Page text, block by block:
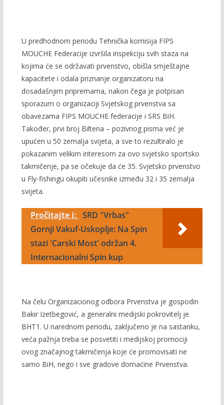
U predhodnom periodu Tehnička komisija FIPS
MOUCHE Federacije izvršila inspekciju svih staza na
kojima će se održavati prvenstvo, obišla smještajne
kapacitete i odala priznanje organizatoru na
dosadašnjim pripremama, nakon čega je potpisan
sporazum o organizaciji Svjetskog prvenstva sa
obavezama FIPS MOUCHE federacije i SRS BiH.
Također, prvi broj Biltena – pozivnog pisma već je
upućen u 50 zemalja svijeta, a sve to rezultiralo je
pokazanim velikim interesom za ovo svjetsko sportsko
takmičenje, pa se očekuje da će 35. Svjetsko prvenstvo
u Fly-fishingu okupiti učesnike između 32 i 35 zemalja
svijeta.
Pročitajte i: SRD "Vrbas"
Gornji Vakuf-Uskoplje: Na Spin
stazi 'Carski Most' održan 4.
Internacionalni Spin kup
Na čelu Organizacionog odbora Prvenstva je gospodin
Bakir Izetbegović, a generalni medijski pokrovitelj je
BHT1. U narednom periodu, zaključeno je na sastanku,
veća pažnja treba se posvetiti i medijskoj promociji
ovog značajnog takmičenja koje će promovisati ne
samo BiH, nego i sve gradove domaćine Prvenstva.